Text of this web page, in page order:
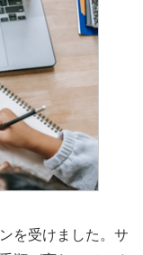
を受けました。サ